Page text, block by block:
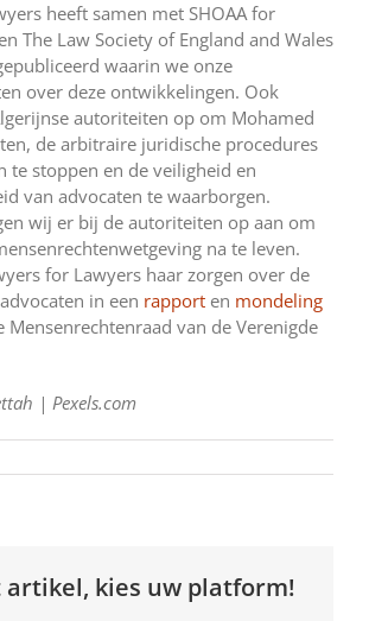
heeft samen met SHOAA for
The Law Society of England and Wales
waarin we onze
over deze ontwikkelingen. Ook
autoriteiten op om Mohamed
de arbitraire juridische procedures
te stoppen en de veiligheid en
van advocaten te waarborgen.
wij er bij de autoriteiten op aan om
na te leven.
for Lawyers haar zorgen over de
in een rapport en mondeling
Mensenrechtenraad van de Verenigde
| Pexels.com
artikel, kies uw platform!